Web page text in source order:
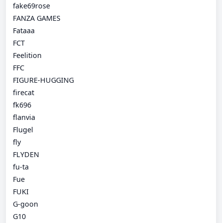
fake69rose
FANZA GAMES
Fataaa
FCT
Feelition
FFC
FIGURE-HUGGING
firecat
fk696
flanvia
Flugel
fly
FLYDEN
fu-ta
Fue
FUKI
G-goon
G10